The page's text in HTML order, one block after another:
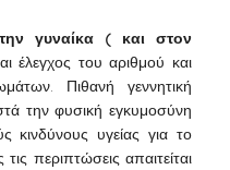
γυναίκα ( και στον
έλεγχος του αριθμού και
Πιθανή γεννητική
την φυσική εγκυμοσύνη
υγείας για το
περιπτώσεις απαιτείται